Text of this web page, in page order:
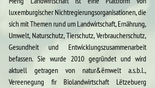
luxemburgischer Nichtregierungsorganisationen, die
sich mit Themen rund um Landwirtschaft, Ernährung,
Umwelt, Naturschutz, Tierschutz, Verbraucherschutz,
Gesundheit und Entwicklungszusammenarbeit
befassen. Sie wurde 2010 gegründet und wird
aktuell getragen von natur&ëmwelt a.s.b.l.,
Vereenegung fir Biolandwirtschaft Lëtzebuerg